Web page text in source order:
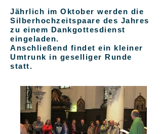
Jährlich im Oktober werden die
Silberhochzeitspaare des Jahres
zu einem Dankgottesdienst
eingeladen.
Anschließend findet ein kleiner
Umtrunk in geselliger Runde
statt.